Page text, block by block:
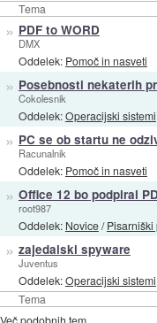
Tema
Tema
» PDF to WORD
DMX
Oddelek: Pomoč in nasveti
» Posebnosti nekaterih
Cokolesnik
Oddelek:Operacijski sistemi
» PC se ob startu ne
Racunalnik
Oddelek: Pomoč in nasveti
» Office 12 bo podpiral
root987
Oddelek: Novice/Pisarniški
» zajedalski spyware
Juventus
Oddelek:Operacijski sistemi